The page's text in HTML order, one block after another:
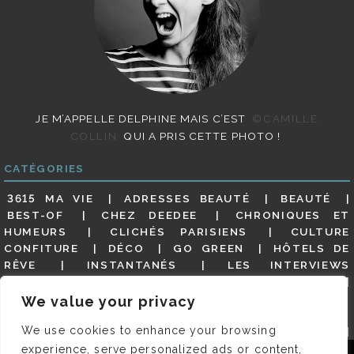
We value your privacy
We use cookies to enhance your browsing
experience, serve personalized ads or content,
JE M’APPELLE DELPHINE MAIS C’EST
©CAMILLE
COLLIN
QUI A PRIS CETTE PHOTO !
CATÉGORIES
3615 MA VIE ADRESSES BEAUTÉ
BEAUTÉ
BEST-OF
CHEZ DEEDEE
CHRONIQUES ET
HUMEURS
CLICHÉS PARISIENS
CULTURE
CONFITURE
DÉCO GO GREEN
HÔTELS DE
RÊVE
INSTANTANÉS
LES INTERVIEWS
MES ADRESSES
MODE NON CLASSÉ
GUIDE
PARIS EN PHOTOS
RESTAURANTS
REVUE DE PRESSE DÉTAILLÉE, SIOU PLAIT